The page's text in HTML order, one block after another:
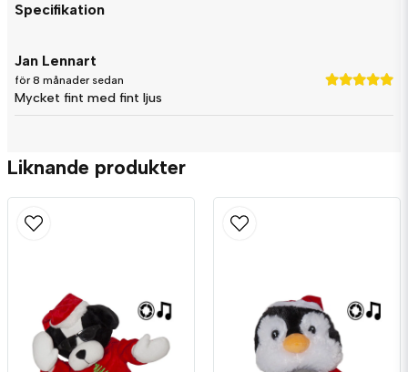
question
name
Mejladress
Specifikation
Jan Lennart
för 8 månader sedan
Mycket fint med fint ljus
Liknande produkter